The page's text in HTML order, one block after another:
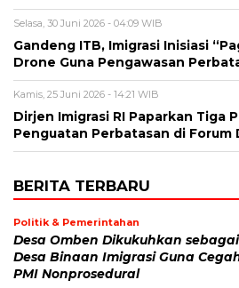
Selasa, 30 Juni 2026 - 04:09 WIB
Gandeng ITB, Imigrasi Inisiasi
Drone Guna Pengawasan
Kamis, 25 Juni 2026 - 14:21 WIB
Dirjen Imigrasi RI Paparkan Tiga
Penguatan Perbatasan di Forum
BERITA TERBARU
Politik & Pemerintahan
Desa Omben Dikukuhkan sebagai
Desa Binaan Imigrasi Guna
PMI Nonprosedural